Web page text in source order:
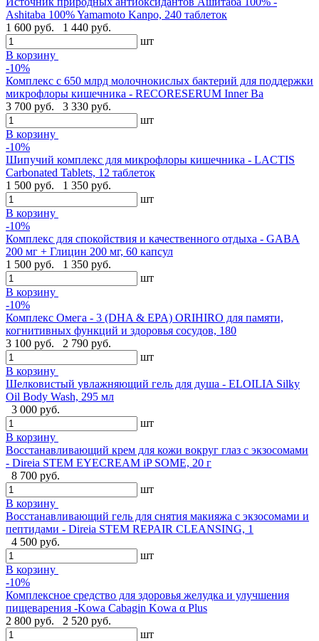
Ashitaba 100% Yamamoto Kanpo, 240 таблеток
1 600 руб.
1 440 руб.
шт
В корзину
-10%
Комплекс с 650 млрд молочнокислых бактерий для поддержки
микрофлоры кишечника - RECORESERUM Inner Ba
3 700 руб.
3 330 руб.
шт
В корзину
-10%
Шипучий комплекс для микрофлоры кишечника - LACTIS
Carbonated Tablets, 12 таблеток
1 500 руб.
1 350 руб.
шт
В корзину
-10%
Комплекс для спокойствия и качественного отдыха - GABA
200 мг + Глицин 200 мг, 60 капсул
1 500 руб.
1 350 руб.
шт
В корзину
-10%
Комплекс Омега - 3 (DHA & EPA) ORIHIRO для памяти,
когнитивных функций и здоровья сосудов, 180
3 100 руб.
2 790 руб.
шт
В корзину
Шелковистый увлажняющий гель для душа - ELOILIA Silky
Oil Body Wash, 295 мл
3 000 руб.
шт
В корзину
Восстанавливающий крем для кожи вокруг глаз с экзосомами
- Direia STEM EYECREAM iP SOME, 20 г
8 700 руб.
шт
В корзину
Восстанавливающий гель для снятия макияжа с экзосомами и
пептидами - Direia STEM REPAIR CLEANSING, 1
4 500 руб.
шт
В корзину
-10%
Комплексное средство для здоровья желудка и улучшения
пищеварения -Kowa Cabagin Kowa α Plus
2 800 руб.
2 520 руб.
шт